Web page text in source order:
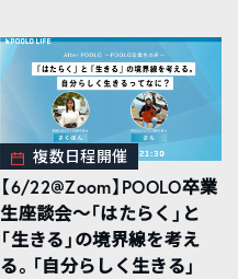
複数日程開催
【6/22@Zoom】POOLO卒業
生座談会〜「はたらく」と
「生きる」の境界線を考え
る。「自分らしく生きる」